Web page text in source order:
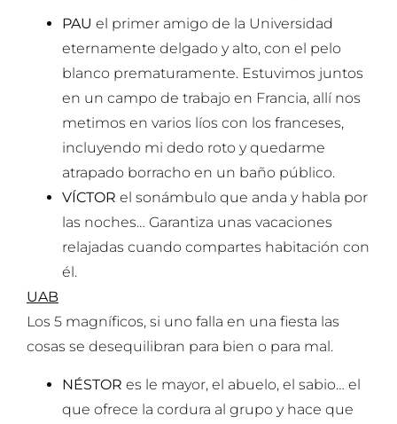
PAU el primer amigo de la Universidad
eternamente delgado y alto, con el pelo
blanco prematuramente. Estuvimos juntos
en un campo de trabajo en Francia, allí nos
metimos en varios líos con los franceses,
incluyendo mi dedo roto y quedarme
atrapado borracho en un baño público.
VÍCTOR el sonámbulo que anda y habla por
las noches… Garantiza unas vacaciones
relajadas cuando compartes habitación con
él.
UAB
Los 5 magníficos, si uno falla en una fiesta las
cosas se desequilibran para bien o para mal.
NÉSTOR es le mayor, el abuelo, el sabio… el
que ofrece la cordura al grupo y hace que